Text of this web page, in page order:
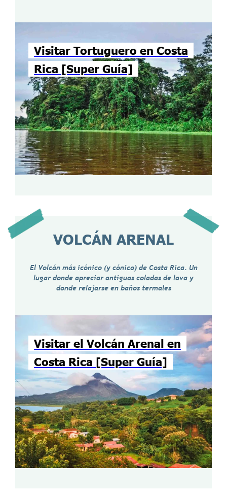
Visitar Tortuguero en Costa
Rica [Super Guía]
VOLCÁN ARENAL
El Volcán más icónico (y cónico) de Costa Rica. Un
lugar donde apreciar antiguas coladas de lava y
donde relajarse en baños termales
Visitar el Volcán Arenal en
Costa Rica [Super Guía]